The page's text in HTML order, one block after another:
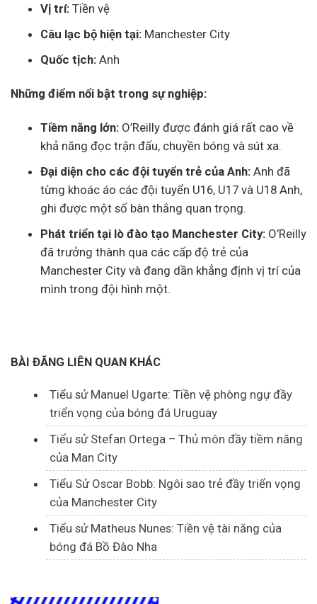
Vị trí:Tiền vệ
Câu lạc bộ hiện tại:Manchester City
Quốc tịch:Anh
Những điểm nổi bật trong sự nghiệp:
Tiềm năng lớn:O’Reilly được đánh giá rất cao về
khả năng đọc trận đấu, chuyền bóng và sút xa.
Đại diện cho các đội tuyển trẻ của Anh:Anh đã
từng khoác áo các đội tuyển U16, U17 và U18 Anh,
ghi được một số bàn thắng quan trọng.
Phát triển tại lò đào tạo Manchester City:O’Reilly
đã trưởng thành qua các cấp độ trẻ của
Manchester City và đang dần khẳng định vị trí của
mình trong đội hình một.
BÀI ĐĂNG LIÊN QUAN KHÁC
Tiểu sử Manuel Ugarte: Tiền vệ phòng ngự đầy
triển vọng của bóng đá Uruguay
Tiểu sử Stefan Ortega – Thủ môn đầy tiềm năng
của Man City
Tiểu Sử Oscar Bobb: Ngôi sao trẻ đầy triển vọng
của Manchester City
Tiểu sử Matheus Nunes: Tiền vệ tài năng của
bóng đá Bồ Đào Nha